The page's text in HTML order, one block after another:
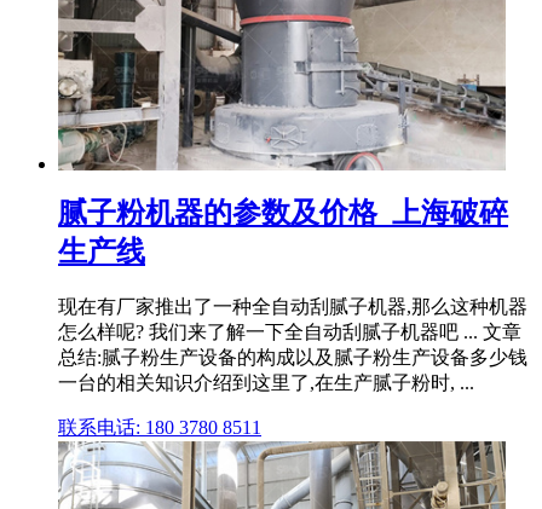
腻子粉机器的参数及价格_上海破碎
生产线
现在有厂家推出了一种全自动刮腻子机器,那么这种机器
怎么样呢? 我们来了解一下全自动刮腻子机器吧 ... 文章
总结:腻子粉生产设备的构成以及腻子粉生产设备多少钱
一台的相关知识介绍到这里了,在生产腻子粉时, ...
联系电话: 180 3780 8511